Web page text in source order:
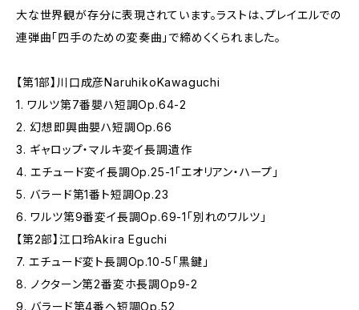
大な世界観が存分に表現されています。ラストは、プレイエルでの
連弾曲「四手のための変奏曲」で締めくくられました。
【第1部】川口成彦NaruhikoKawaguchi
1. ワルツ第7番嬰ハ短調Op.64-2
2. 幻想即興曲嬰ハ短調Op.66
3. ギャロップ・マルキ変イ長調遺作
4. エチュード変イ長調Op.25-1「エオリアン・ハープ」
5. バラード第1番ト短調Op.23
6. ワルツ第9番変イ長調Op.69-1「別れのワルツ」
【第2部】江口玲Akira Eguchi
7. エチュード変ト長調Op.10-5「黒鍵」
8. ノクターン第2番変ホ長調Op9-2
9. バラード第4番ヘ短調Op.52